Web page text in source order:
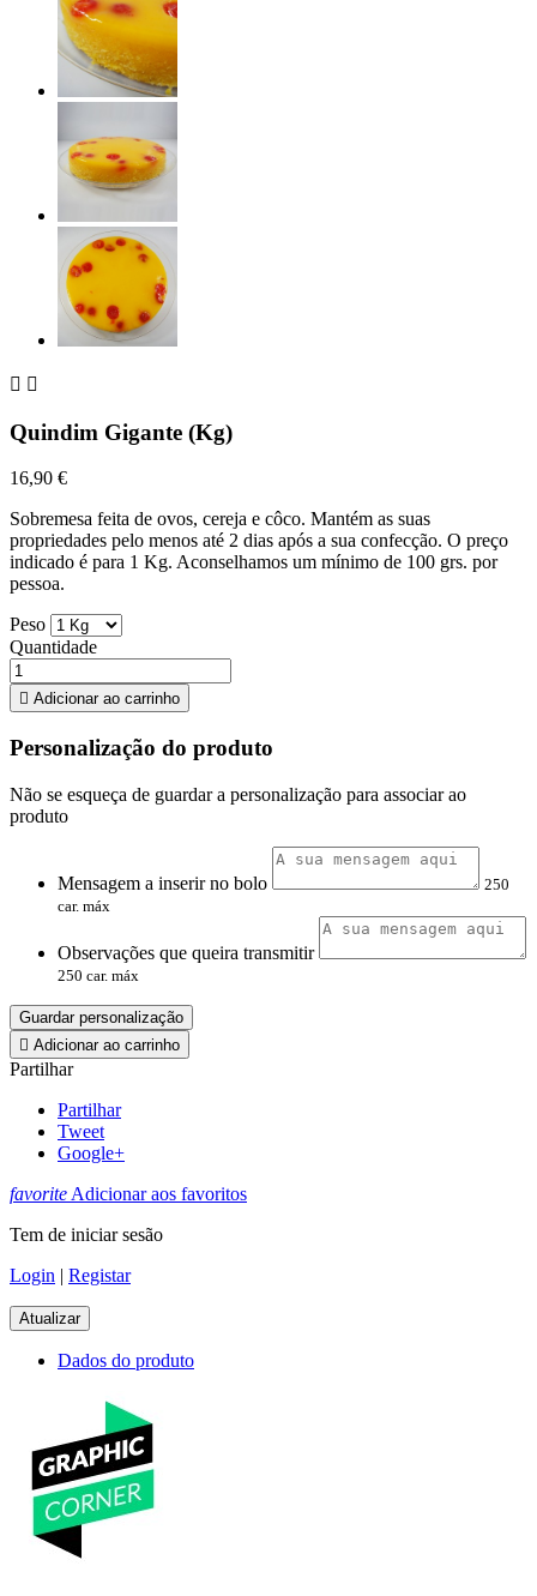
 
Quindim Gigante (Kg)
16,90 €
Sobremesa feita de ovos, cereja e côco. Mantém as suas
propriedades pelo menos até 2 dias após a sua confecção. O preço
indicado é para 1 Kg. Aconselhamos um mínimo de 100 grs. por
pessoa.
Peso
Quantidade
 Adicionar ao carrinho
Personalização do produto
Não se esqueça de guardar a personalização para associar ao
produto
Mensagem a inserir no bolo
250
car. máx
Observações que queira transmitir
250 car. máx
Guardar personalização
 Adicionar ao carrinho
Partilhar
Partilhar
Tweet
Google+
favorite Adicionar aos favoritos
Tem de iniciar sesão
Login | Registar
Dados do produto